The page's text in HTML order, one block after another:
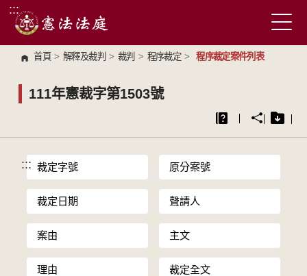
跳到主要內容區塊
:::
首頁 > 解釋及裁判 > 裁判 > 程序裁定 > 程序裁定案件列表
111年憲裁字第1503號
::: 裁定字號 原分案號
裁定日期 聲請人
案由 主文
理由 裁定全文